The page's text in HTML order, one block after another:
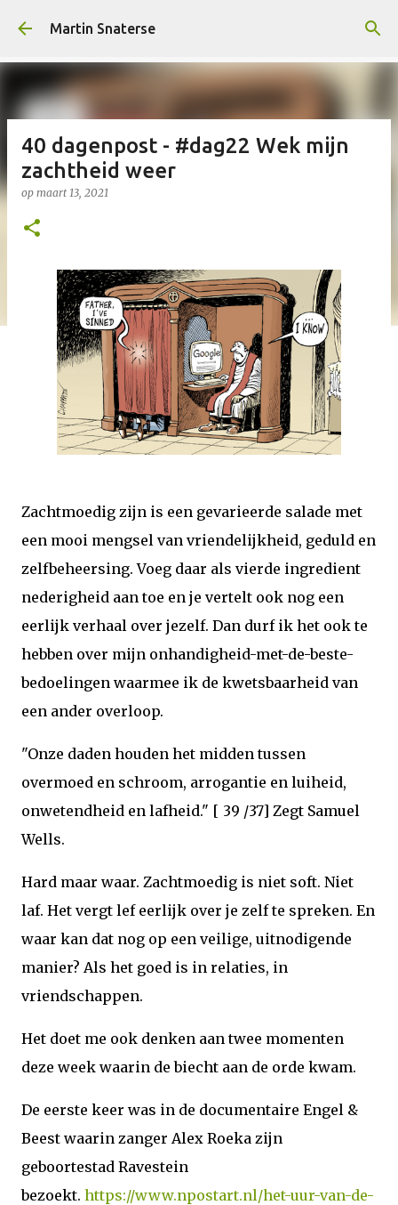
Doorgaan naar hoofdcontent
Martin Snaterse
40 dagenpost - #dag22 Wek mijn
zachtheid weer
op maart 13, 2021
Zachtmoedig zijn is een gevarieerde salade met
een mooi mengsel van vriendelijkheid, geduld en
zelfbeheersing. Voeg daar als vierde ingredient
nederigheid aan toe en je vertelt ook nog een
eerlijk verhaal over jezelf. Dan durf ik het ook te
hebben over mijn onhandigheid-met-de-beste-
bedoelingen waarmee ik de kwetsbaarheid van
een ander overloop.
"Onze daden houden het midden tussen
overmoed en schroom, arrogantie en luiheid,
onwetendheid en lafheid." [ 39 /37] Zegt Samuel
Wells.
Hard maar waar. Zachtmoedig is niet soft. Niet
laf. Het vergt lef eerlijk over je zelf te spreken. En
waar kan dat nog op een veilige, uitnodigende
manier? Als het goed is in relaties, in
vriendschappen.
Het doet me ook denken aan twee momenten
deze week waarin de biecht aan de orde kwam.
De eerste keer was in de documentaire Engel &
Beest waarin zanger Alex Roeka zijn
geboortestad Ravestein
bezoekt. https://www.npostart.nl/het-uur-van-de-